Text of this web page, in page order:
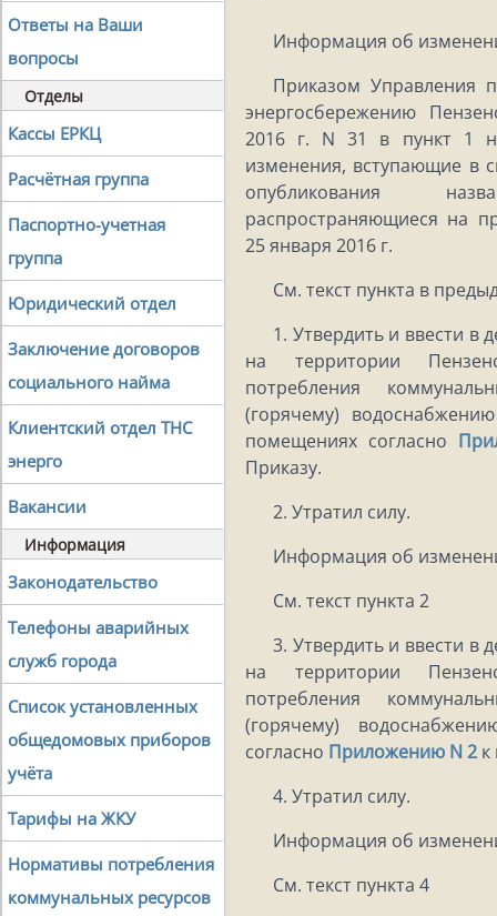
Ответы на Ваши
вопросы
Отделы
Кассы ЕРКЦ
Расчётная группа
Паспортно-учетная
группа
Юридический отдел
Заключение договоров
социального найма
Клиентский отдел ТНС
энерго
Вакансии
Информация
Законодательство
Телефоны аварийных
служб города
Список установленных
общедомовых приборов
учёта
Тарифы на ЖКУ
Нормативы потребления
коммунальных ресурсов
Информация об
Приказом Управления
энергосбережению
2016 г. N 31 в пункт 1
изменения, вступающие в
опубликования
распространяющиеся на
25 января 2016 г.
См. текст пункта в
1. Утвердить и ввести в
на территории
потребления
(горячему)
помещениях согласно
Приказу.
2. Утратил силу.
Информация об
См. текст пункта 2
3. Утвердить и ввести в
на территории
потребления
(горячему)
согласно Приложению N 2 к
4. Утратил силу.
Информация об
См. текст пункта 4